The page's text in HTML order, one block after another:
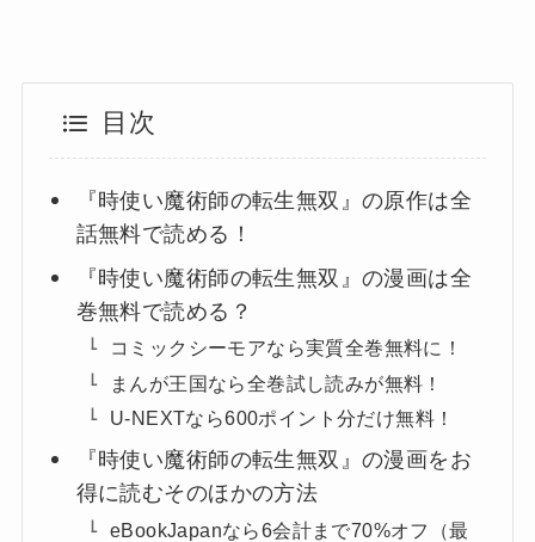
目次
『時使い魔術師の転生無双』の原作は全
話無料で読める！
『時使い魔術師の転生無双』の漫画は全
巻無料で読める？
コミックシーモアなら実質全巻無料に！
まんが王国なら全巻試し読みが無料！
U-NEXTなら600ポイント分だけ無料！
『時使い魔術師の転生無双』の漫画をお
得に読むそのほかの方法
eBookJapanなら6会計まで70%オフ（最